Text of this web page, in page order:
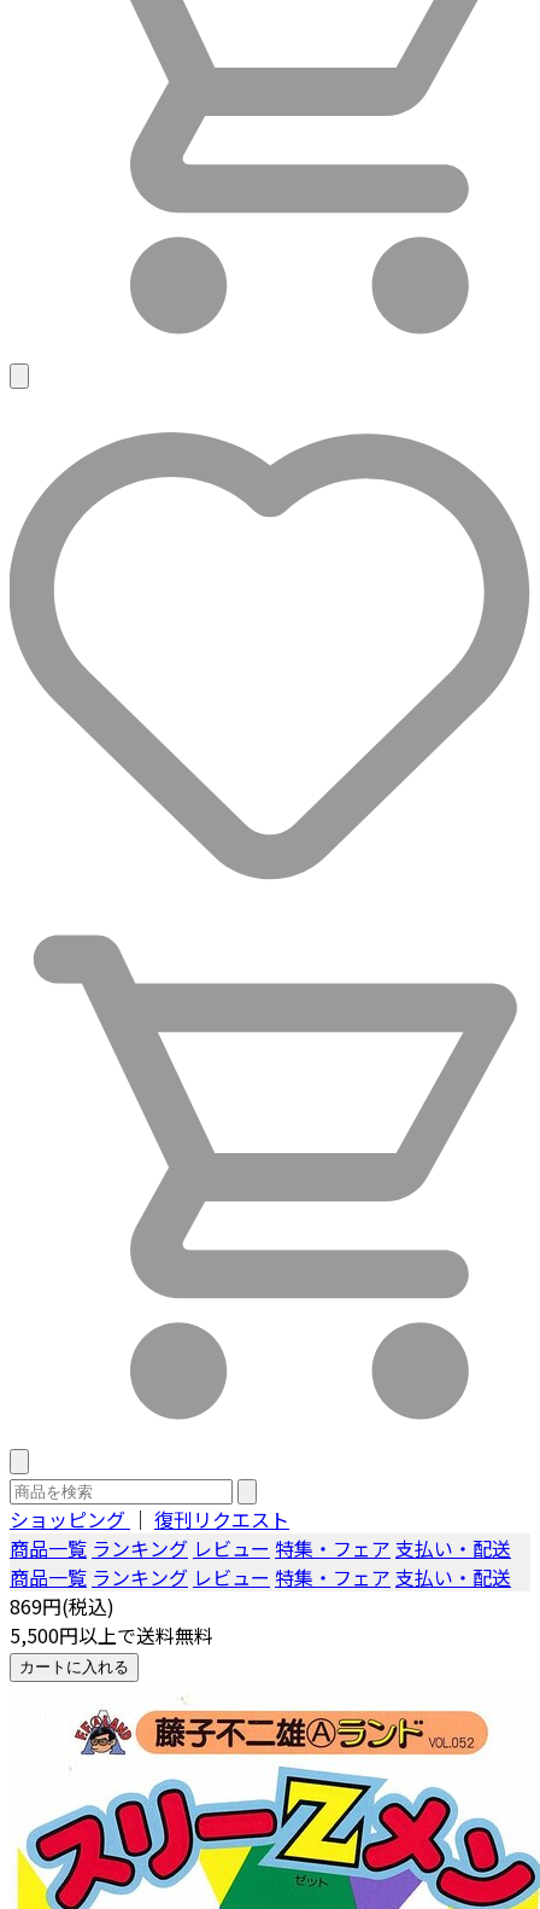
ショッピング ｜ 復刊リクエスト
商品一覧 ランキング レビュー 特集・フェア 支払い・配送
商品一覧 ランキング レビュー 特集・フェア 支払い・配送
869円(税込)
5,500円以上で送料無料
カートに入れる